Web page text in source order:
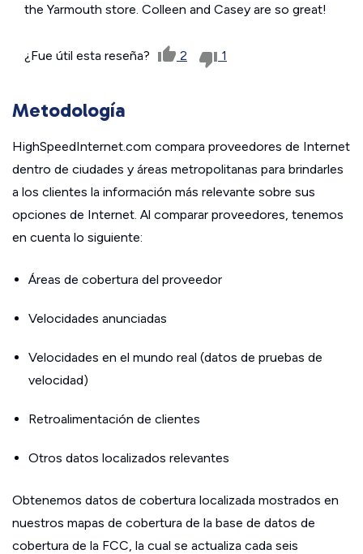
the Yarmouth store. Colleen and Casey are so great!
¿Fue útil esta reseña? 2 1
Metodología
HighSpeedInternet.com compara proveedores de Internet
dentro de ciudades y áreas metropolitanas para brindarles
a los clientes la información más relevante sobre sus
opciones de Internet. Al comparar proveedores, tenemos
en cuenta lo siguiente:
Áreas de cobertura del proveedor
Velocidades anunciadas
Velocidades en el mundo real (datos de pruebas de
velocidad)
Retroalimentación de clientes
Otros datos localizados relevantes
Obtenemos datos de cobertura localizada mostrados en
nuestros mapas de cobertura de la base de datos de
cobertura de la FCC, la cual se actualiza cada seis